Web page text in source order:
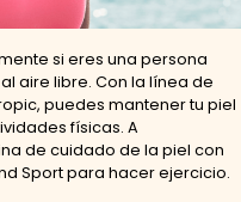
si eres una persona
aire libre. Con la línea de
puedes mantener tu piel
físicas. A
de cuidado de la piel con
Sport para hacer ejercicio.